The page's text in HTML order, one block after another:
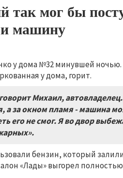
так мог бы
машину
у дома №32 минувшей
у дома, горит.
Михаил,
а за окном пламя - машина
его не смог. Я во двор
бензин, который
«Лады» выгорел